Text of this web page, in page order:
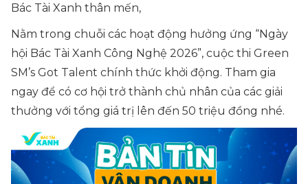
Bác Tài Xanh thân mến,
Nằm trong chuỗi các hoạt động hưởng ứng “Ngày
hội Bác Tài Xanh Công Nghệ 2026”, cuộc thi Green
SM’s Got Talent chính thức khởi động. Tham gia
ngay để có cơ hội trở thành chủ nhân của các giải
thưởng với tổng giá trị lên đến 50 triệu đồng nhé.